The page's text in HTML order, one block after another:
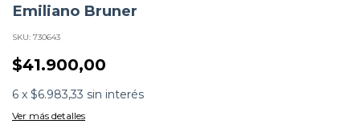
Emiliano Bruner
SKU: 730643
$41.900,00
6 x $6.983,33 sin interés
Ver más detalles